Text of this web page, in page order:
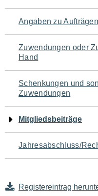
Angaben zu Aufträgen
Zuwendungen oder
Hand
Schenkungen und
Zuwendungen
Mitgliedsbeiträge
Jahresabschluss/
Registereintrag